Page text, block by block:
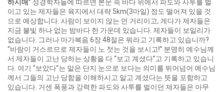
하시매” 성경학자들에 따르면 본문 속 바다 위에서 파도와 사투를 벌
이고 있는 제자들은 육지에서 대략 5km(3마일) 정도 떨어져 있을 것
으로 예상합니다. 사람이 보이지 않는 먼 거리이고, 게다가 제자들은
지금 불빛 하나 없는 밤바다 한 가운데 있습니다. 제자들이 보일리가
없습니다. 그러나 마가복음 6장 48절은 뭐라고 기록하고 있습니까?
“바람이 거스르므로 제자들이 노 젓는 것을 보시고!” 분명히 예수님께
서 제자들이 고난 당하는 상황을 다 “보고 계셨다”고 기록하고 있습니
다. 여기 “보았다”는 말은 단지 눈으로 보다는 의미를 뛰어넘어 예수님
께서 그들의 고난 당함을 이해하시고 알고 계셨다는 뜻을 포함하고
있습니다. 거센 폭풍과 강력한 파도와 사투를 벌이던 제자들은 아무